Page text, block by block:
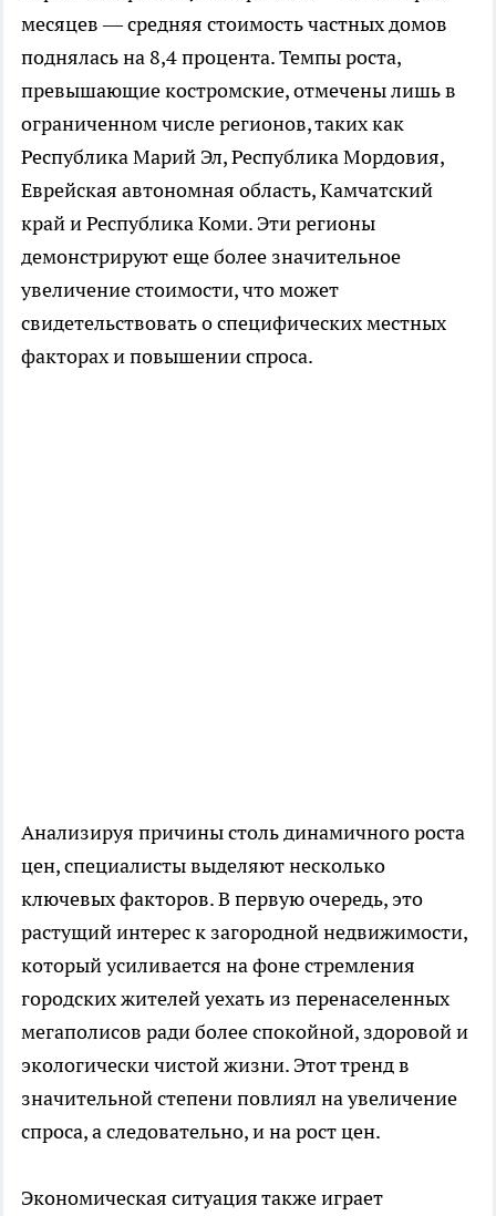
месяцев — средняя стоимость частных домов
поднялась на 8,4 процента. Темпы роста,
превышающие костромские, отмечены лишь в
ограниченном числе регионов, таких как
Республика Марий Эл, Республика Мордовия,
Еврейская автономная область, Камчатский
край и Республика Коми. Эти регионы
демонстрируют еще более значительное
увеличение стоимости, что может
свидетельствовать о специфических местных
факторах и повышении спроса.
Анализируя причины столь динамичного роста
цен, специалисты выделяют несколько
ключевых факторов. В первую очередь, это
растущий интерес к загородной недвижимости,
который усиливается на фоне стремления
городских жителей уехать из перенаселенных
мегаполисов ради более спокойной, здоровой и
экологически чистой жизни. Этот тренд в
значительной степени повлиял на увеличение
спроса, а следовательно, и на рост цен.
Экономическая ситуация также играет